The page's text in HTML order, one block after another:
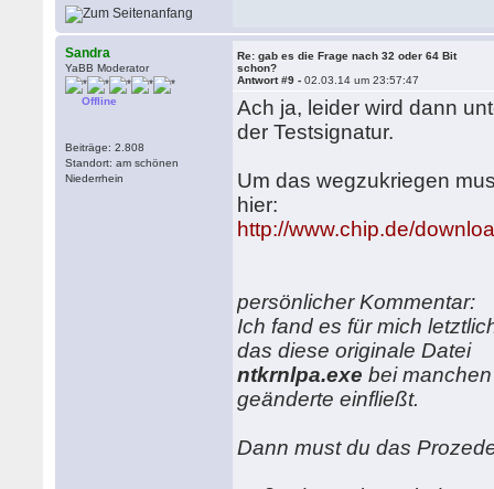
Sandra
YaBB Moderator
Offline
Beiträge: 2.808
Standort: am schönen
Niederrhein
Re: gab es die Frage nach 32 oder 64 Bit
schon?
Antwort #9 -02.03.14 um 23:57:47
Ach ja, leider wird dann
der Testsignatur.
Um das wegzukriegen
hier:
http://www.chip.de/
persönlicher Kommentar:
Ich fand es für mich
das diese originale Datei
ntkrnlpa.exe bei
geänderte einfließt.
Dann must du das